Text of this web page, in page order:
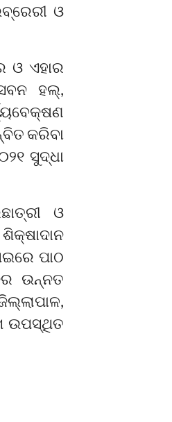
ଓ
ଓ ଏହାର
ହଲ୍‌,
କରିବା
ସୁଦ୍ଧା
ଓ
ପାଠ
ଉନ୍ନତ
ଉପସ୍ଥିତ